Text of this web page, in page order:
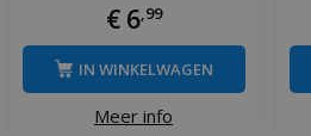
€ 6,99
Meer info
IN WINKELWAGEN